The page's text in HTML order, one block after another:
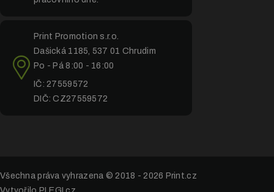
Print Promotion s.r.o.
Dašická 1185, 537 01 Chrudim
Po - Pá 8:00 - 16:00
IČ: 27559572
DIČ: CZ27559572
Všechna práva vyhrazena © 2018 - 2026 Print.cz